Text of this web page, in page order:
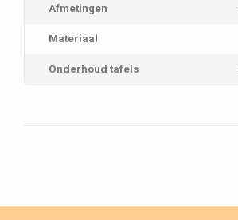
Afmetingen
Materiaal
Onderhoud tafels